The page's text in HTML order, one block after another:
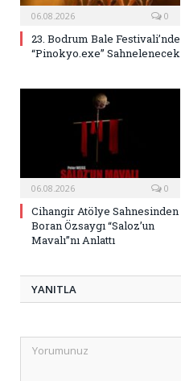
06.08.2026 0
23. Bodrum Bale Festivali’nde
“Pinokyo.exe” Sahnelenecek
06.08.2026 0
Cihangir Atölye Sahnesinden
Boran Özsaygı “Saloz’un
Mavalı”nı Anlattı
YANITLA